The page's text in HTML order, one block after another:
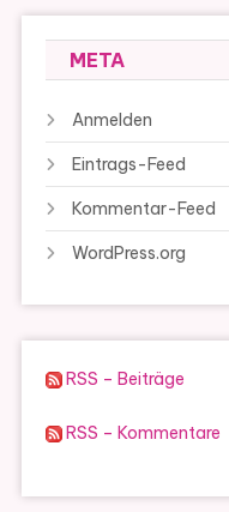
META
Anmelden
Eintrags-Feed
Kommentar-Feed
WordPress.org
RSS – Beiträge
RSS – Kommentare